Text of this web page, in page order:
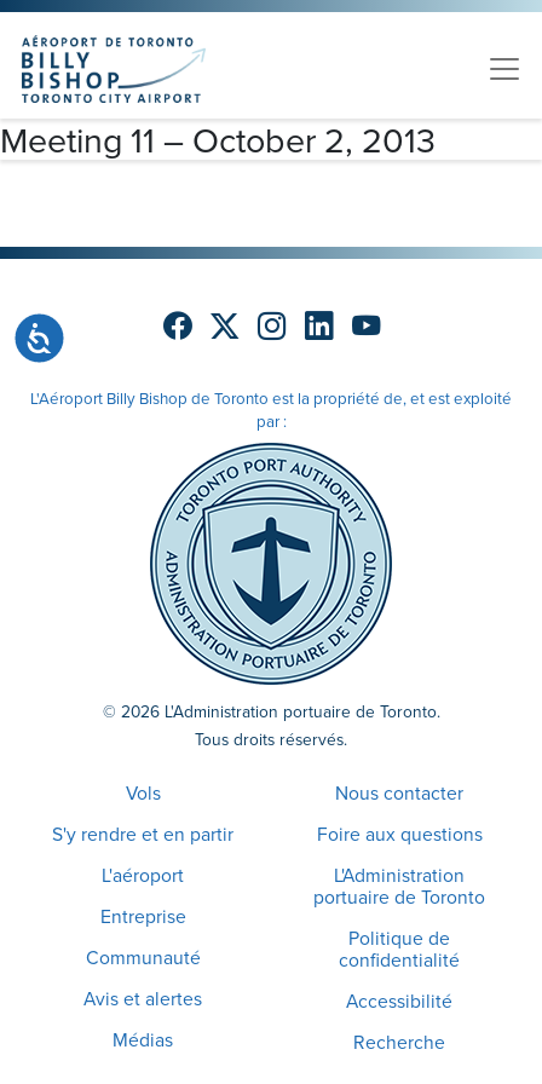
Veuillez
noter
Ce
site
Web
d'accessibilité.
Accessibilité
Skip to main content
Meeting 11 – October 2, 2013
L'Aéroport Billy Bishop de Toronto est la propriété de, et est exploité
par :
© 2026 L'Administration portuaire de Toronto.
Tous droits réservés.
Vols
S'y rendre et en partir
L'aéroport
Entreprise
Communauté
Avis et alertes
Médias
Nous contacter
Foire aux questions
L'Administration
portuaire de Toronto
Politique de
confidentialité
Accessibilité
Recherche